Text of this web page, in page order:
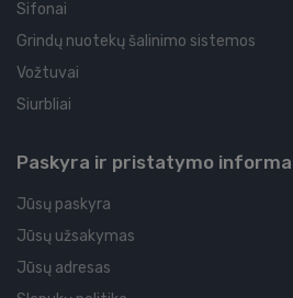
Sifonai
Grindų nuotekų šalinimo sistemos
Vožtuvai
Siurbliai
Paskyra ir pristatymo
Jūsų paskyra
Jūsų užsakymas
Jūsų adresas